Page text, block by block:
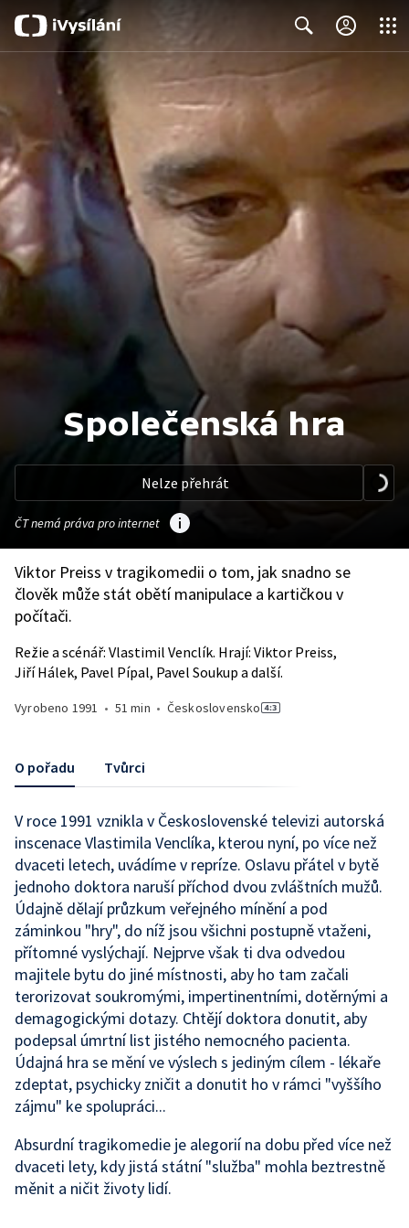
Search
Společenská hra
Nelze přehrát
ČT nemá práva pro internet
Viktor Preiss v tragikomedii o tom, jak snadno se
člověk může stát obětí manipulace a kartičkou v
počítači.
Režie a scénář: Vlastimil Venclík. Hrají: Viktor Preiss,
Jiří Hálek, Pavel Pípal, Pavel Soukup a další.
Vyrobeno 1991 • 51 min • Československo
O pořadu Tvůrci
V roce 1991 vznikla v Československé televizi autorská
inscenace Vlastimila Venclíka, kterou nyní, po více než
dvaceti letech, uvádíme v repríze. Oslavu přátel v bytě
jednoho doktora naruší příchod dvou zvláštních mužů.
Údajně dělají průzkum veřejného mínění a pod
záminkou "hry", do níž jsou všichni postupně vtaženi,
přítomné vyslýchají. Nejprve však ti dva odvedou
majitele bytu do jiné místnosti, aby ho tam začali
terorizovat soukromými, impertinentními, dotěrnými a
demagogickými dotazy. Chtějí doktora donutit, aby
podepsal úmrtní list jistého nemocného pacienta.
Údajná hra se mění ve výslech s jediným cílem - lékaře
zdeptat, psychicky zničit a donutit ho v rámci "vyššího
zájmu" ke spolupráci...
Absurdní tragikomedie je alegorií na dobu před více než
dvaceti lety, kdy jistá státní "služba" mohla beztrestně
měnit a ničit životy lidí.